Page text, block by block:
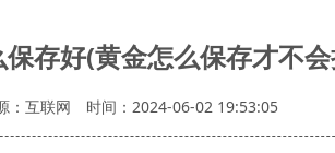
存好(黄金怎么保存才不
：互联网 时间：2024-06-02 19:53:05